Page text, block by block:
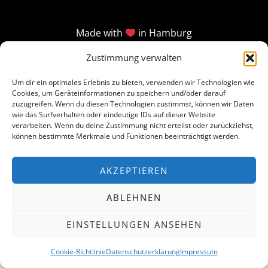
Zustimmung verwalten
Um dir ein optimales Erlebnis zu bieten, verwenden wir Technologien wie
Cookies, um Geräteinformationen zu speichern und/oder darauf
zuzugreifen. Wenn du diesen Technologien zustimmst, können wir Daten
wie das Surfverhalten oder eindeutige IDs auf dieser Website
verarbeiten. Wenn du deine Zustimmung nicht erteilst oder zurückziehst,
können bestimmte Merkmale und Funktionen beeinträchtigt werden.
AKZEPTIEREN
ABLEHNEN
EINSTELLUNGEN ANSEHEN
Cookie-RichtlinieDatenschutzerklärungImpressum
Made with in Hamburg